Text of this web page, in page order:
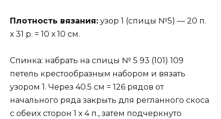
Плотность вязания: узор 1 (спицы №5) — 20 п.
х 31 р. = 10 х 10 см.
Спинка: набрать на спицы № 5 93 (101) 109
петель крестообразным набором и вязать
узором 1. Через 40.5 см = 126 рядов от
начального ряда закрыть для регланного скоса
с обеих сторон 1 х 4 п., затем подчеркнуто